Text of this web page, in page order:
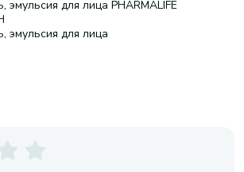
эмульсия для лица PHARMALIFE
эмульсия для лица